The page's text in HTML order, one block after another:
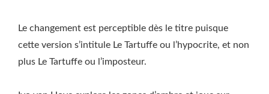
Le changement est perceptible dès le titre puisque
cette version s’intitule Le Tartuffe ou l’hypocrite, et non
plus Le Tartuffe ou l’imposteur.